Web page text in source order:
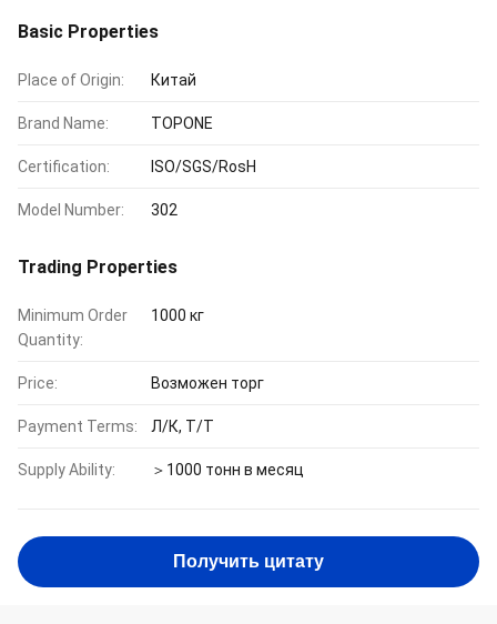
Basic Properties
Place of Origin: Китай
Brand Name: TOPONE
Certification: ISO/SGS/RosH
Model Number: 302
Trading Properties
Minimum Order
Quantity:
1000 кг
Price: Возможен торг
Payment Terms: Л/К, Т/Т
Supply Ability: ＞1000 тонн в месяц
Получить цитату